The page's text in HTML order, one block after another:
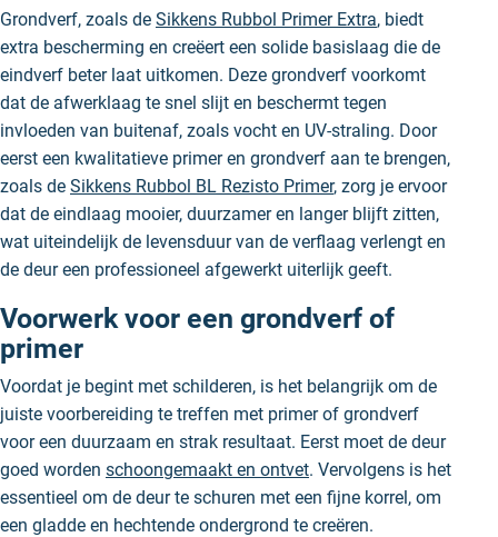
Grondverf, zoals de Sikkens Rubbol Primer Extra, biedt
extra bescherming en creëert een solide basislaag die de
eindverf beter laat uitkomen. Deze grondverf voorkomt
dat de afwerklaag te snel slijt en beschermt tegen
invloeden van buitenaf, zoals vocht en UV-straling. Door
eerst een kwalitatieve primer en grondverf aan te brengen,
zoals de Sikkens Rubbol BL Rezisto Primer, zorg je ervoor
dat de eindlaag mooier, duurzamer en langer blijft zitten,
wat uiteindelijk de levensduur van de verflaag verlengt en
de deur een professioneel afgewerkt uiterlijk geeft.
Voorwerk voor een grondverf of
primer
Voordat je begint met schilderen, is het belangrijk om de
juiste voorbereiding te treffen met primer of grondverf
voor een duurzaam en strak resultaat. Eerst moet de deur
goed worden schoongemaakt en ontvet. Vervolgens is het
essentieel om de deur te schuren met een fijne korrel, om
een gladde en hechtende ondergrond te creëren.